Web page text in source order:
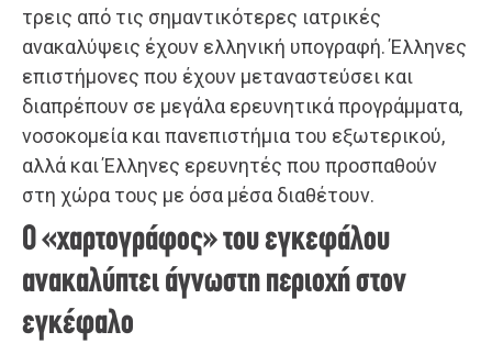
τρεις από τις σημαντικότερες ιατρικές
ανακαλύψεις έχουν ελληνική υπογραφή. Έλληνες
επιστήμονες που έχουν μεταναστεύσει και
διαπρέπουν σε μεγάλα ερευνητικά προγράμματα,
νοσοκομεία και πανεπιστήμια του εξωτερικού,
αλλά και Έλληνες ερευνητές που προσπαθούν
στη χώρα τους με όσα μέσα διαθέτουν.
Ο «χαρτογράφος» του εγκεφάλου
ανακαλύπτει άγνωστη περιοχή στον
εγκέφαλο